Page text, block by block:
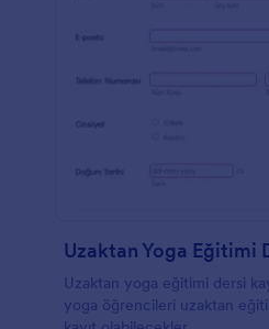
Uzaktan Yoga Eğitimi
Uzaktan yoga eğitimi dersi
yoga öğrencileri uzaktan